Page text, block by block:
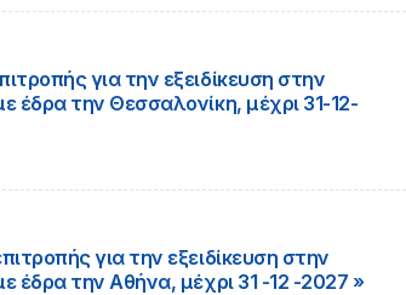
για την εξειδίκευση στην
έδρα την Θεσσαλονίκη, μέχρι 31-12-
για την εξειδίκευση στην
έδρα την Αθήνα, μέχρι 31 -12 -2027 »